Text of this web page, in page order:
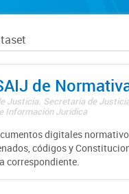
de
Justicia. Secretaría de
Información Jurídica
digitales
códigos y
correspondiente.